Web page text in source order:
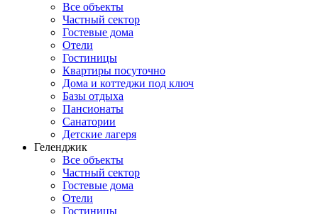
Все объекты
Частный сектор
Гостевые дома
Отели
Гостиницы
Квартиры посуточно
Дома и коттеджи под ключ
Базы отдыха
Пансионаты
Санатории
Детские лагеря
Геленджик
Все объекты
Частный сектор
Гостевые дома
Отели
Гостиницы